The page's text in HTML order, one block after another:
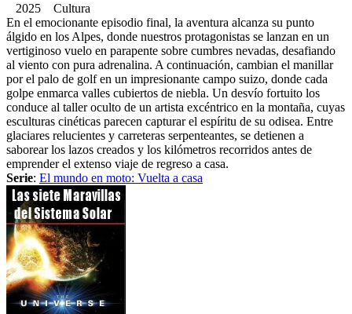
2025 Cultura
En el emocionante episodio final, la aventura alcanza su punto
álgido en los Alpes, donde nuestros protagonistas se lanzan en un
vertiginoso vuelo en parapente sobre cumbres nevadas, desafiando
al viento con pura adrenalina. A continuación, cambian el manillar
por el palo de golf en un impresionante campo suizo, donde cada
golpe enmarca valles cubiertos de niebla. Un desvío fortuito los
conduce al taller oculto de un artista excéntrico en la montaña, cuyas
esculturas cinéticas parecen capturar el espíritu de su odisea. Entre
glaciares relucientes y carreteras serpenteantes, se detienen a
saborear los lazos creados y los kilómetros recorridos antes de
emprender el extenso viaje de regreso a casa.
Serie: El mundo en moto: Vuelta a casa